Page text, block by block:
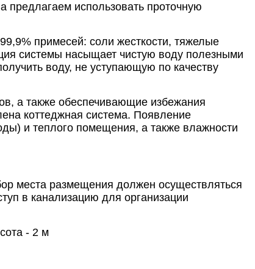
предлагаем использовать проточную
примесей: соли жесткости, тяжелые
системы насыщает чистую воду полезными
воду, не уступающую по качеству
а также обеспечивающие избежания
коттеджная система. Появление
и теплого помещения, а также влажности
места размещения должен осуществляться
в канализацию для организации
- 2 м